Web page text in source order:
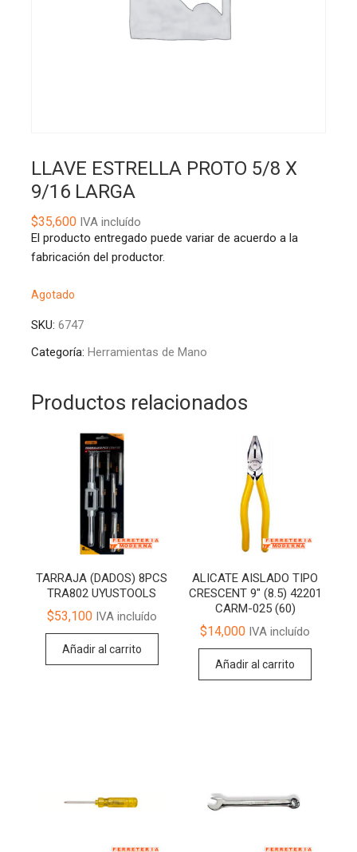
LLAVE ESTRELLA PROTO 5/8 X
9/16 LARGA
$35,600IVA incluído
El producto entregado puede variar de acuerdo a la
fabricación del productor.
Agotado
SKU: 6747
Categoría: Herramientas de Mano
Productos relacionados
TARRAJA (DADOS) 8PCS
TRA802 UYUSTOOLS
$53,100IVA incluído
Añadir al carrito
ALICATE AISLADO TIPO
CRESCENT 9″ (8.5) 42201
CARM-025 (60)
$14,000 IVA incluído
Añadir al carrito